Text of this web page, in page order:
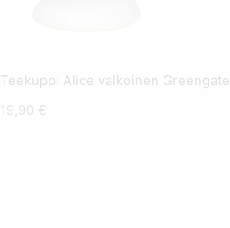
Teekuppi Alice valkoinen Greengate
19,90 €